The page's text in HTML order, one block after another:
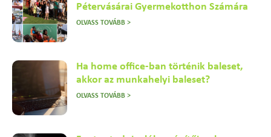
Pétervásárai Gyermekotthon Számára
OLVASS TOVÁBB >
Ha home office-ban történik baleset,
akkor az munkahelyi baleset?
OLVASS TOVÁBB >